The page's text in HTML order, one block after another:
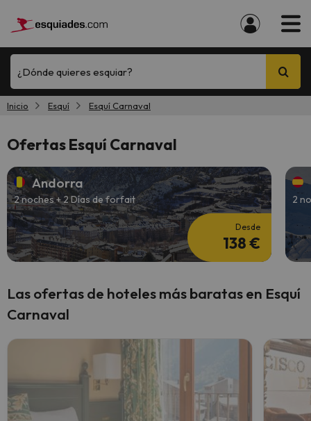
¿Dónde quieres esquiar?
Inicio Esquí Esquí Carnaval
Ofertas Esquí Carnaval
Andorra
2 noches + 2 Días de forfait
Desde
138 €
2
Las ofertas de hoteles más baratas en Esquí
Carnaval